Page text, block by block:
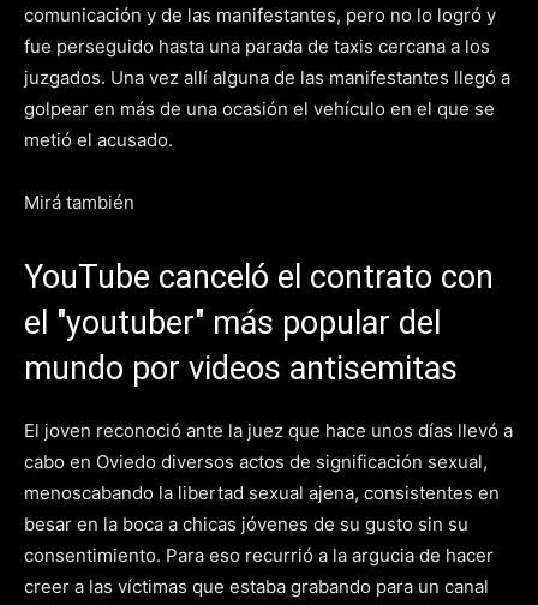
comunicación y de las manifestantes, pero no lo logró y
fue perseguido hasta una parada de taxis cercana a los
juzgados. Una vez allí alguna de las manifestantes llegó a
golpear en más de una ocasión el vehículo en el que se
metió el acusado.
Mirá también
YouTube canceló el contrato con
el "youtuber" más popular del
mundo por videos antisemitas
El joven reconoció ante la juez que hace unos días llevó a
cabo en Oviedo diversos actos de significación sexual,
menoscabando la libertad sexual ajena, consistentes en
besar en la boca a chicas jóvenes de su gusto sin su
consentimiento. Para eso recurrió a la argucia de hacer
creer a las víctimas que estaba grabando para un canal